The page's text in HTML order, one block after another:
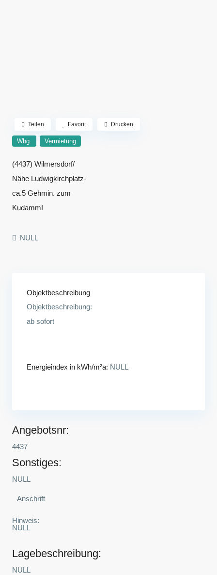
Whg. Vermietung
(4437) Wilmersdorf/
Nähe Ludwigkirchplatz-
ca.5 Gehmin. zum
Kudamm!
NULL
Teilen Favorit Drucken
Objektbeschreibung
Objektbeschreibung:
ab sofort
Energieindex in kWh/m²a: NULL
Angebotsnr:
4437
Sonstiges:
NULL
Anschrift
Hinweis:
NULL
Lagebeschreibung:
NULL